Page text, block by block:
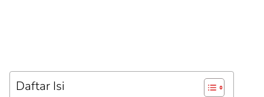
Daftar Isi